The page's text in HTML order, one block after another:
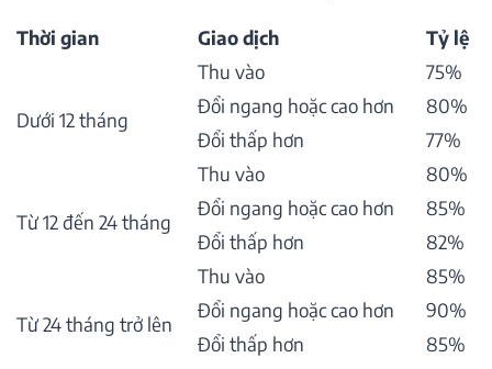
Thời gian Giao dịch Tỷ lệ
Dưới 12 tháng
Thu vào
75%
Đổi ngang hoặc cao hơn
80%
Đổi thấp hơn
77%
Từ 12 đến 24 tháng
Thu vào
80%
Đổi ngang hoặc cao hơn
85%
Đổi thấp hơn
82%
Từ 24 tháng trở lên
Thu vào
85%
Đổi ngang hoặc cao hơn
90%
Đổi thấp hơn
85%